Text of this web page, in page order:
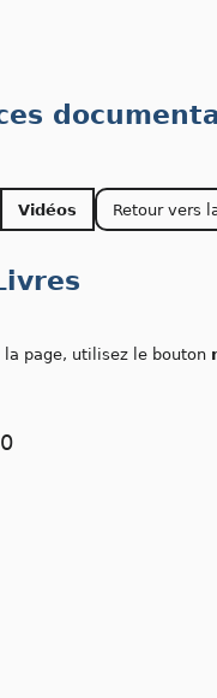
Vidéos Retour vers
la page, utilisez le bouton